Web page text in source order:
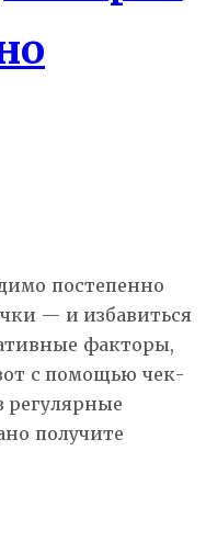
постепенно
— и избавиться
факторы,
с помощью чек-
регулярные
получите